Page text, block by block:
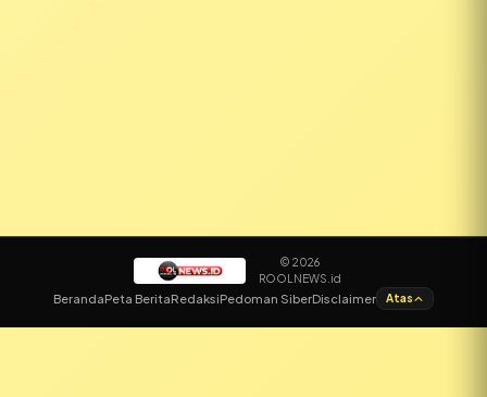
✕
© 2026
ROOLNEWS.id
BerandaPeta BeritaRedaksiPedoman SiberDisclaimer Atas